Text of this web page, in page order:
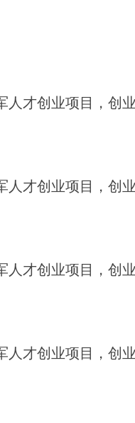
人才创业项目，创
人才创业项目，创
人才创业项目，创
人才创业项目，创